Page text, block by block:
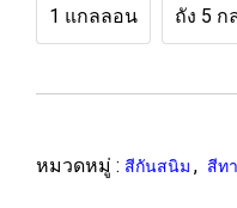
1 แกลลอน ถัง 5 ก
หมวดหมู่ : สีกันสนิม , สีท